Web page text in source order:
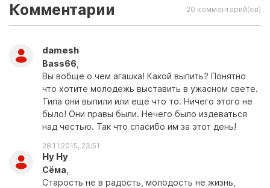
Комментарии 20 комментарий(ев)
damesh
Bass66
Вы вобще о чем агашка! Какой выпить? Понятно
что хотите молодежь выставить в ужасном свете.
Типа они выпили или еще что то. Ничего этого не
было! Они правы были. Нечего было издеваться
над честью. Так что спасибо им за этот день!
28.11.2015, 23:51
Ну Ну
Сёма
Старость не в радость, молодость не жизнь,